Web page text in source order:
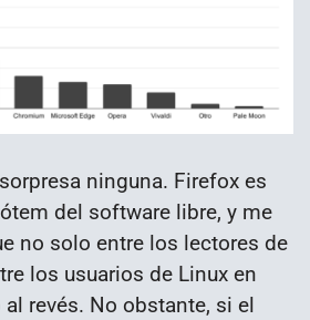
ninguna. Firefox es
del software libre, y me
no solo entre los lectores de
los usuarios de Linux en
revés. No obstante, si el